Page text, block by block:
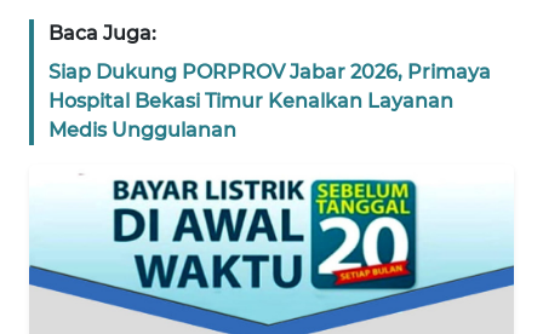
Baca Juga:
Siap Dukung PORPROV Jabar 2026, Primaya
Hospital Bekasi Timur Kenalkan Layanan
Medis Unggulanan
WN
SUMUT
WN